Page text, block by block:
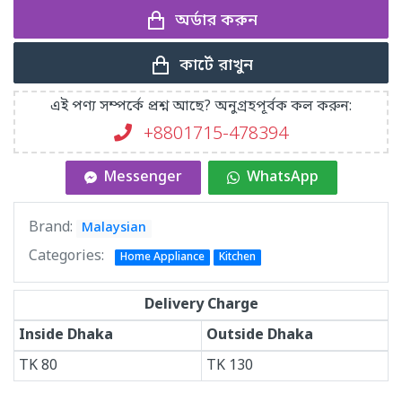
অর্ডার করুন
কার্টে রাখুন
এই পণ্য সম্পর্কে প্রশ্ন আছে? অনুগ্রহপূর্বক কল করুন:
+8801715-478394
Messenger WhatsApp
Brand: Malaysian
Categories: Home Appliance Kitchen
Delivery Charge
Inside Dhaka
Outside Dhaka
TK80 TK 130